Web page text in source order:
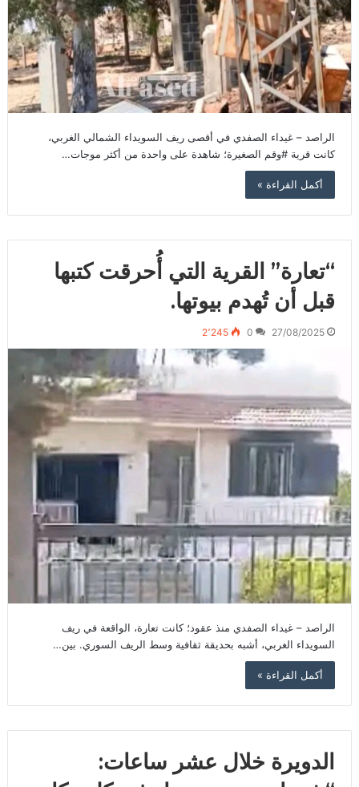
الراصد – غيداء الصفدي في أقصى ريف السويداء الشمالي الغربي،
كانت قرية #وقم الصغيرة؛ شاهدة على واحدة من أكثر موجات…
أكمل القراءة »
“تعارة” القرية التي أُحرقت كتبها
قبل أن تُهدم بيوتها.
27/08/2025
0 2٬245
الراصد – غيداء الصفدي منذ عقود؛ كانت تعارة، الواقعة في ريف
السويداء الغربي، أشبه بحديقة ثقافية وسط الريف السوري. بين…
أكمل القراءة »
الدويرة خلال عشر ساعات: